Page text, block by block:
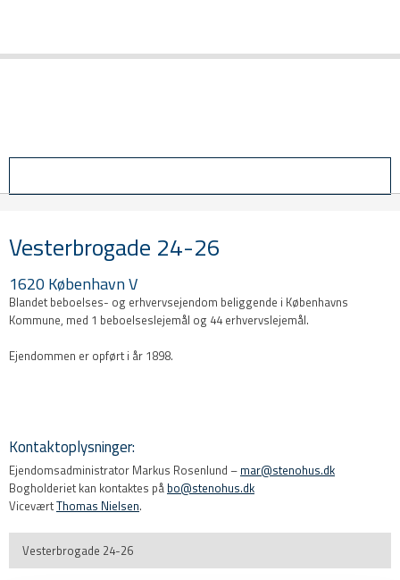
Vesterbrogade 24-26
1620 København V​
Blandet beboelses- og erhvervsejendom beliggende i Københavns
Kommune, med 1 beboelseslejemål og 44 erhvervslejemål.
Ejendommen er opført i år 1898.
Kontaktoplysninger:​​
Ejendomsadministrator Markus Rosenlund – mar@stenohus.dk
​Bogholderiet kan kontaktes på bo@stenohus.dk
ViceværtThomas Nielsen.
Vesterbrogade 24-26